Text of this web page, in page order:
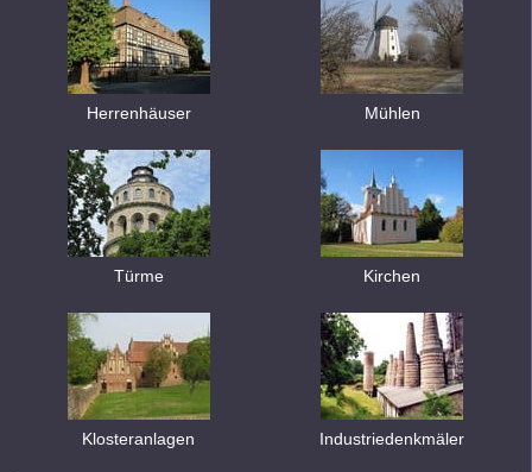
Herrenhäuser Mühlen
Türme Kirchen
Klosteranlagen Industriedenkmäler